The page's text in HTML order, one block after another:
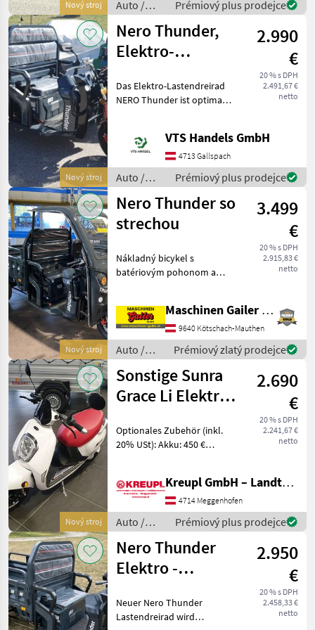
Nový stroj
Antri
Auto /
Motocykle
/ Nero
Prémiový plus prodejce
Nový stroj
Nero Thunder,
Elektro-
km/h Tuk-Tuk
2.990
€
20 % s DPH
2.491,67 €
netto
Das Elektro-Lastendreirad
NERO Thunder ist optimal
Alleskönner ist mit einem
600W Elektromotor und
einer großen
VTS Handels GmbH
4713 Gallspach
Auto /
Motocykle
/ Nero
Prémiový plus prodejce
Nový stroj
Nero Thunder so
strechou
3.499
€
20 % s DPH
2.915,83 €
netto
Nákladný bicykel s
batériovým pohonom a
vodičský preukaz ani
registráciu – považuje sa za
bicykel Maximálna rýchlosť:
25 km/h
Maschinen Gailer GmbH
9640 Kötschach-Mauthen
Auto /
Motocykle
/ Nero
Prémiový zlatý prodejce
Nový stroj
Sonstige Sunra
Grace Li Elektro-
AKTION
2.690
€
20 % s DPH
2.241,67 €
netto
Optionales Zubehör (inkl.
20% USt): Akku: 450 €
Elektroroller, ausgestattet
mit feinster Technik: Mit
sensationeller A
Kreupl GmbH – Landtechnik – Schlosserei – Anhänger
4714 Meggenhofen
Auto /
Motocykle
/ Sonstige
Prémiový plus prodejce
Nero Thunder
Elektro -
2.950
€
20 % s DPH
2.458,33 €
netto
Neuer Nero Thunder
Lastendreirad wird